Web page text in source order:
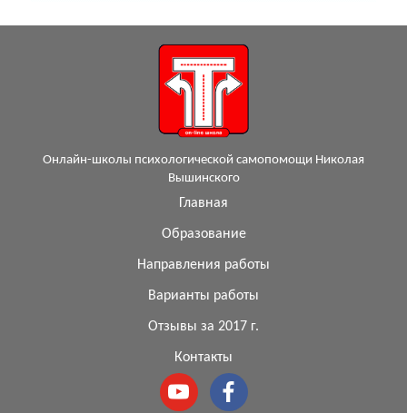
Онлайн-школы психологической самопомощи Николая
Вышинского
Главная
Образование
Направления работы
Варианты работы
Отзывы за 2017 г.
Контакты